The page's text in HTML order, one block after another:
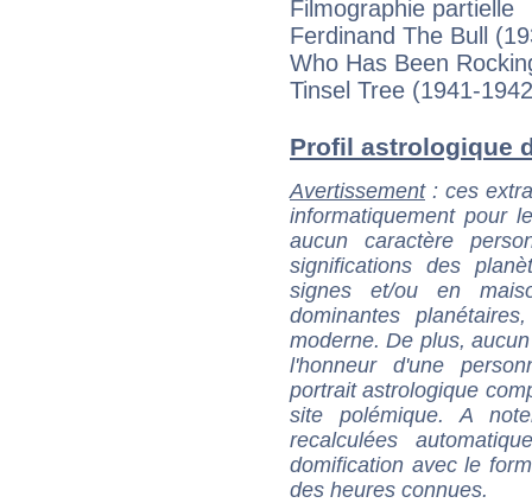
Filmographie partielle
Ferdinand The Bull
Who Has Been
Tinsel Tree (1941-
Profil astrologique
Avertissement: ces
informatiquement pour
aucun caractère
significations des
signes et/ou en
dominantes
moderne. De plus,
l'honneur d'une
portrait astrologique
site polémique. A
recalculées
domification avec le
des heures connues.